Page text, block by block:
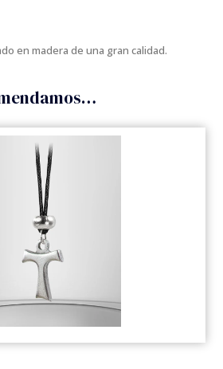
en madera de una gran calidad.